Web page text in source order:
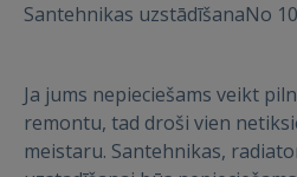
Santehnikas uzstādīšanaNo
Ja jums nepieciešams veikt
remontu, tad droši vien
meistaru. Santehnikas,